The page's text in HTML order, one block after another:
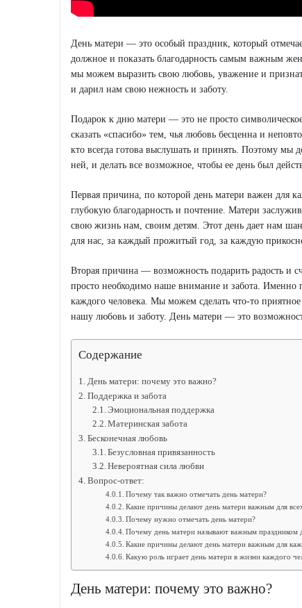
День матери — это особый праздник, который
должное и показать благодарность самым важным
мы можем выразить свою любовь, уважение и
и дарил нам свою нежность и заботу.
Подарок к дню матери — это не просто
сказать «спасибо» тем, чья любовь бесценна и
кто всегда готова выслушать и принять. Поэтому
ней, и делать все возможное, чтобы ее день был
Первая причина, по которой день матери важен для
глубокую благодарность и почтение. Матери
свою жизнь нам, своим детям. Этот день дает нам
для нас, за каждый прожитый год, за каждую
Вторая причина — возможность подарить радость и
просто необходимо наше внимание и забота. Именно
каждого человека. Мы можем сделать что-то
нашу любовь и заботу. День матери — это
Содержание
День матери: почему это важно?
Поддержка и забота
Эмоциональная поддержка
Материнская забота
Бесконечная любовь
Безусловная привязанность
Невероятная сила любви
Вопрос-ответ:
Почему так важно отмечать день матери?
Какие причины делают день матери важным для
Почему нужно отмечать день матери?
Почему день матери называют важным праздником
Какие причины делают день матери важным для
Какую роль играет день матери в жизни каждого
День матери: почему это важно?